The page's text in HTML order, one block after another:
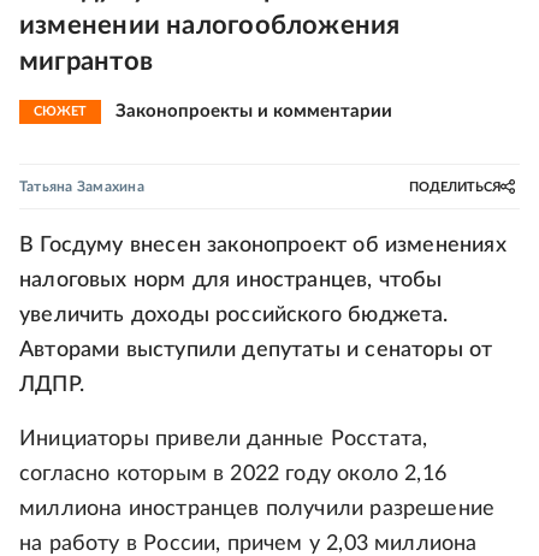
изменении налогообложения
мигрантов
СЮЖЕТ Законопроекты и комментарии
Татьяна Замахина ПОДЕЛИТЬСЯ
В Госдуму внесен законопроект об изменениях
налоговых норм для иностранцев, чтобы
увеличить доходы российского бюджета.
Авторами выступили депутаты и сенаторы от
ЛДПР.
Инициаторы привели данные Росстата,
согласно которым в 2022 году около 2,16
миллиона иностранцев получили разрешение
на работу в России, причем у 2,03 миллиона